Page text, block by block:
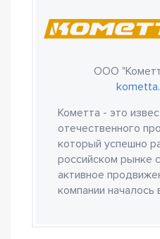
ООО
Кометта - это
отечественного
который успешно
российском рынке
активное
компании началось